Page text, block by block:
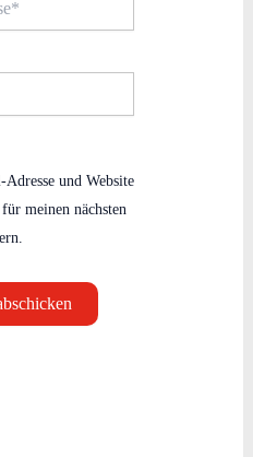
und Website
meinen nächsten